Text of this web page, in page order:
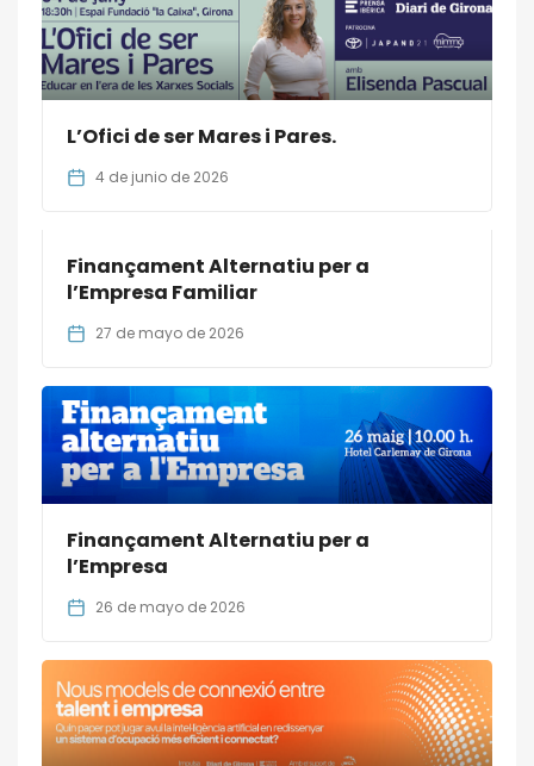
L’Ofici de ser Mares i Pares.
4 de junio de 2026
Finançament Alternatiu per a
l’Empresa Familiar
27 de mayo de 2026
Finançament Alternatiu per a
l’Empresa
26 de mayo de 2026